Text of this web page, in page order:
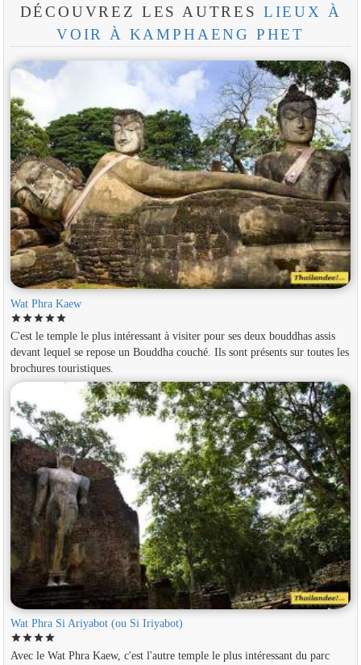
DÉCOUVREZ LES AUTRES LIEUX À
VOIR À KAMPHAENG PHET
Wat Phra Kaew
starstarstarstarstar
C'est le temple le plus intéressant à visiter pour ses deux bouddhas assis
devant lequel se repose un Bouddha couché. Ils sont présents sur toutes les
brochures touristiques.
Wat Phra Si Ariyabot (ou Si Iriyabot)
starstarstarstar
Avec le Wat Phra Kaew, c'est l'autre temple le plus intéressant du parc